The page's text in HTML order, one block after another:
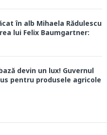
în alb Mihaela Rădulescu
lui Felix Baumgartner:
devin un lux! Guvernul
pentru produsele agricole